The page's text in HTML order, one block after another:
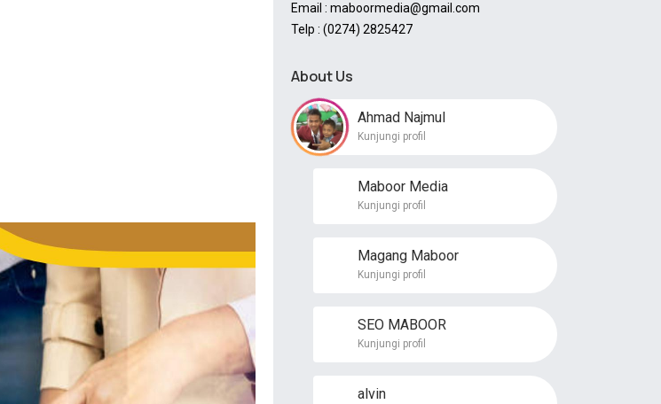
Email : maboormedia@gmail.com
Telp : (0274) 2825427
About Us
Ahmad Najmul
Kunjungi profil
Maboor Media
Kunjungi profil
Magang Maboor
Kunjungi profil
SEO MABOOR
Kunjungi profil
alvin